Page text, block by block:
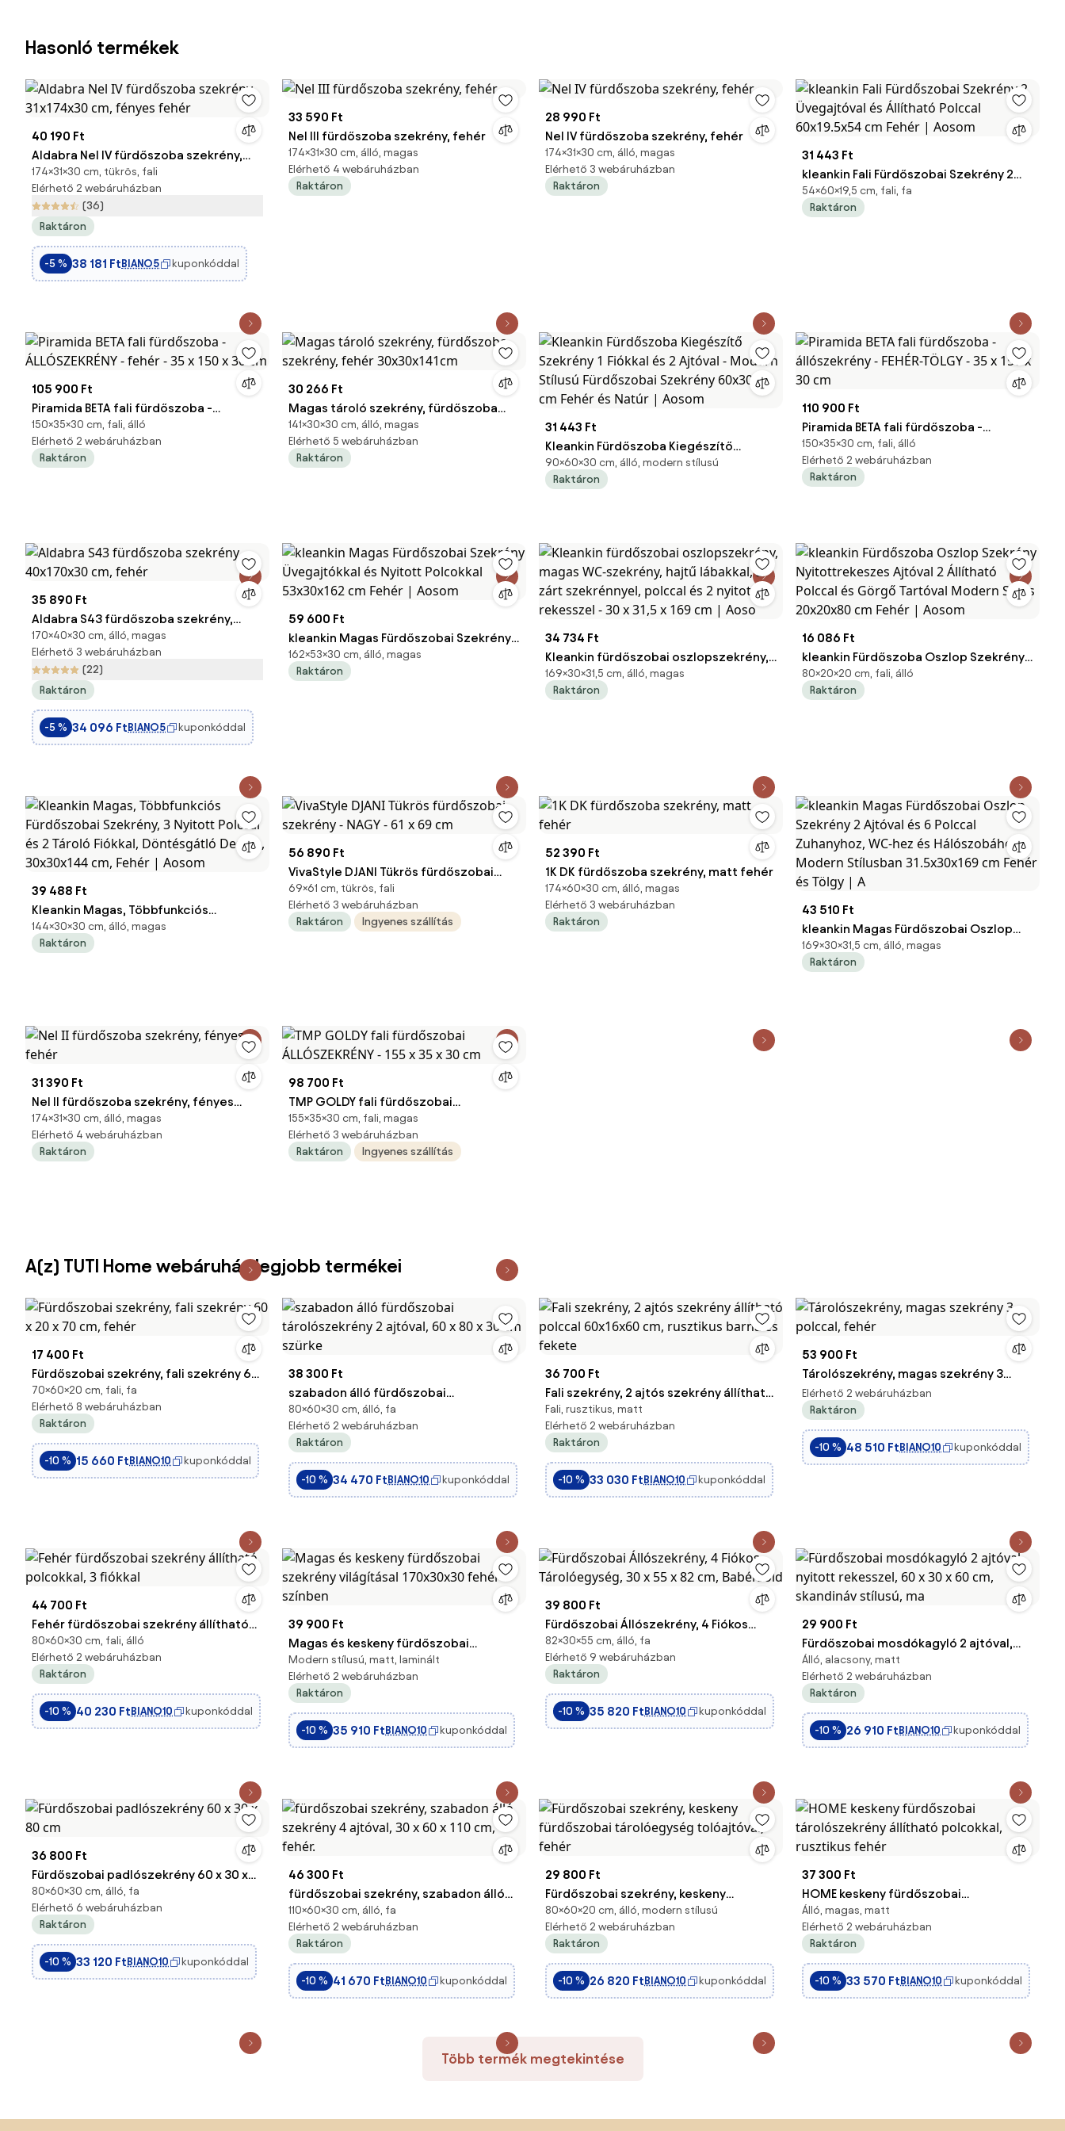
Hasonló termékek
40 190 Ft
Aldabra Nel IV fürdőszoba szekrény,
31x174x30 cm, fényes fehér
174×31×30 cm, tükrös, fali
Elérhető 2 webáruházban
(36)
Raktáron
-5 % 38 181 FtBIANO5 kuponkóddal
33 590 Ft
Nel III fürdőszoba szekrény, fehér
174×31×30 cm, álló, magas
Elérhető 4 webáruházban
Raktáron
28 990 Ft
Nel IV fürdőszoba szekrény, fehér
174×31×30 cm, álló, magas
Elérhető 3 webáruházban
Raktáron
31 443 Ft
kleankin Fali Fürdőszobai Szekrény 2
Üvegajtóval és Állítható Polccal
60x19.5x54 cm Fehér | Aosom
54×60×19,5 cm, fali, fa
Raktáron
105 900 Ft
Piramida BETA fali fürdőszoba -
ÁLLÓSZEKRÉNY - fehér - 35 x 150 x 30 cm
150×35×30 cm, fali, álló
Elérhető 2 webáruházban
Raktáron
30 266 Ft
Magas tároló szekrény, fürdőszoba
szekrény, fehér 30x30x141cm
141×30×30 cm, álló, magas
Elérhető 5 webáruházban
Raktáron
31 443 Ft
Kleankin Fürdőszoba Kiegészítő
Szekrény 1 Fiókkal és 2 Ajtóval - Modern
Stílusú Fürdőszobai Szekrény
90×60×30 cm, álló, modern stílusú
Raktáron
110 900 Ft
Piramida BETA fali fürdőszoba -
állószekrény - FEHÉR-TÖLGY - 35 x 150 x
30 cm
150×35×30 cm, fali, álló
Elérhető 2 webáruházban
Raktáron
35 890 Ft
Aldabra S43 fürdőszoba szekrény,
40x170x30 cm, fehér
170×40×30 cm, álló, magas
Elérhető 3 webáruházban
(22)
Raktáron
-5 % 34 096 FtBIANO5 kuponkóddal
59 600 Ft
kleankin Magas Fürdőszobai Szekrény
Üvegajtókkal és Nyitott Polcokkal
53x30x162 cm Fehér | Aosom
162×53×30 cm, álló, magas
Raktáron
34 734 Ft
Kleankin fürdőszobai oszlopszekrény,
magas WC-szekrény, hajtű lábakkal, 2
zárt szekrénnyel, polccal és 2 nyitott
169×30×31,5 cm, álló, magas
Raktáron
16 086 Ft
kleankin Fürdőszoba Oszlop Szekrény
Nyitottrekeszes Ajtóval 2 Állítható
Polccal és Görgő Tartóval Modern
80×20×20 cm, fali, álló
Raktáron
39 488 Ft
Kleankin Magas, Többfunkciós
Fürdőszobai Szekrény, 3 Nyitott
Polccal és 2 Tároló Fiókkal,
144×30×30 cm, álló, magas
Raktáron
56 890 Ft
VivaStyle DJANI Tükrös fürdőszobai
szekrény - NAGY - 61 x 69 cm
69×61 cm, tükrös, fali
Elérhető 3 webáruházban
Raktáron
Ingyenes szállítás
52 390 Ft
1K DK fürdőszoba szekrény, matt fehér
174×60×30 cm, álló, magas
Elérhető 3 webáruházban
Raktáron
43 510 Ft
kleankin Magas Fürdőszobai Oszlop
Szekrény 2 Ajtóval és 6 Polccal
Zuhanyhoz, WC-hez és Hálószobához
169×30×31,5 cm, álló, magas
Raktáron
31 390 Ft
Nel II fürdőszoba szekrény, fényes
fehér
174×31×30 cm, álló, magas
Elérhető 4 webáruházban
Raktáron
98 700 Ft
TMP GOLDY fali fürdőszobai
ÁLLÓSZEKRÉNY - 155 x 35 x 30 cm
155×35×30 cm, fali, magas
Elérhető 3 webáruházban
Raktáron
Ingyenes szállítás
A(z) TUTI Home webáruház legjobb termékei
17 400 Ft
Fürdőszobai szekrény, fali szekrény 60
x 20 x 70 cm, fehér
70×60×20 cm, fali, fa
Elérhető 8 webáruházban
Raktáron
-10 % 15 660 FtBIANO10 kuponkóddal
38 300 Ft
szabadon álló fürdőszobai
tárolószekrény 2 ajtóval, 60 x 80 x 30
cm szürke
80×60×30 cm, álló, fa
Elérhető 2 webáruházban
Raktáron
-10 % 34 470 FtBIANO10 kuponkóddal
36 700 Ft
Fali szekrény, 2 ajtós szekrény állítható
polccal 60x16x60 cm, rusztikus barna
és fekete
Fali, rusztikus, matt
Elérhető 2 webáruházban
Raktáron
-10 % 33 030 FtBIANO10 kuponkóddal
53 900 Ft
Tárolószekrény, magas szekrény 3
polccal, fehér
Elérhető 2 webáruházban
Raktáron
-10 % 48 510 FtBIANO10 kuponkóddal
44 700 Ft
Fehér fürdőszobai szekrény állítható
polcokkal, 3 fiókkal
80×60×30 cm, fali, álló
Elérhető 2 webáruházban
Raktáron
-10 % 40 230 FtBIANO10 kuponkóddal
39 900 Ft
Magas és keskeny fürdőszobai
szekrény világításal 170x30x30 fehér
színben
Modern stílusú, matt, laminált
Elérhető 2 webáruházban
Raktáron
-10 % 35 910 FtBIANO10 kuponkóddal
39 800 Ft
Fürdőszobai Állószekrény, 4 Fiókos
Tárolóegység, 30 x 55 x 82 cm,
Babérzöld
82×30×55 cm, álló, fa
Elérhető 9 webáruházban
Raktáron
-10 % 35 820 FtBIANO10 kuponkóddal
29 900 Ft
Fürdőszobai mosdókagyló 2 ajtóval,
nyitott rekesszel, 60 x 30 x 60 cm,
skandináv stílusú, ma
Álló, alacsony, matt
Elérhető 2 webáruházban
Raktáron
-10 % 26 910 FtBIANO10 kuponkóddal
36 800 Ft
Fürdőszobai padlószekrény 60 x 30 x
80 cm
80×60×30 cm, álló, fa
Elérhető 6 webáruházban
Raktáron
-10 % 33 120 FtBIANO10 kuponkóddal
46 300 Ft
fürdőszobai szekrény, szabadon álló
szekrény 4 ajtóval, 30 x 60 x 110 cm,
fehér.
110×60×30 cm, álló, fa
Elérhető 2 webáruházban
Raktáron
-10 % 41 670 FtBIANO10 kuponkóddal
29 800 Ft
Fürdőszobai szekrény, keskeny
fürdőszobai tárolóegység tolóajtóval,
fehér
80×60×20 cm, álló, modern stílusú
Elérhető 2 webáruházban
Raktáron
-10 % 26 820 FtBIANO10 kuponkóddal
37 300 Ft
HOME keskeny fürdőszobai
tárolószekrény állítható polcokkal,
rusztikus fehér
Álló, magas, matt
Elérhető 2 webáruházban
Raktáron
-10 % 33 570 FtBIANO10 kuponkóddal
Több termék megtekintése